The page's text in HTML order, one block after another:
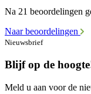
Na 21 beoordelingen
Naar beoordelingen
Nieuwsbrief
Blijf op de
Meld u aan voor de